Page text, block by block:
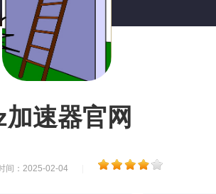
加速器官网
间：2025-02-04